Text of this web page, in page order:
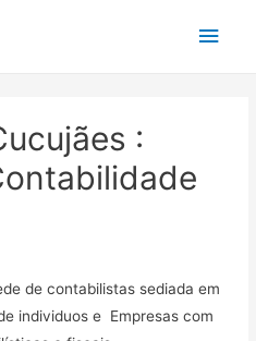
Main
:
de contabilistas sediada em
individuos e Empresas com